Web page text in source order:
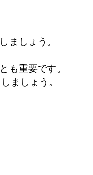
ましょう。
も重要です。
ましょう。